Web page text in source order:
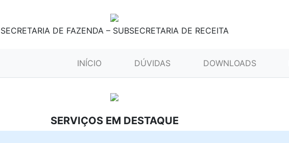
SECRETARIA DE FAZENDA – SUBSECRETARIA DE RECEITA
INÍCIO (CURRENT)DÚVIDAS DOWNLOADS
SERVIÇOS EM DESTAQUE